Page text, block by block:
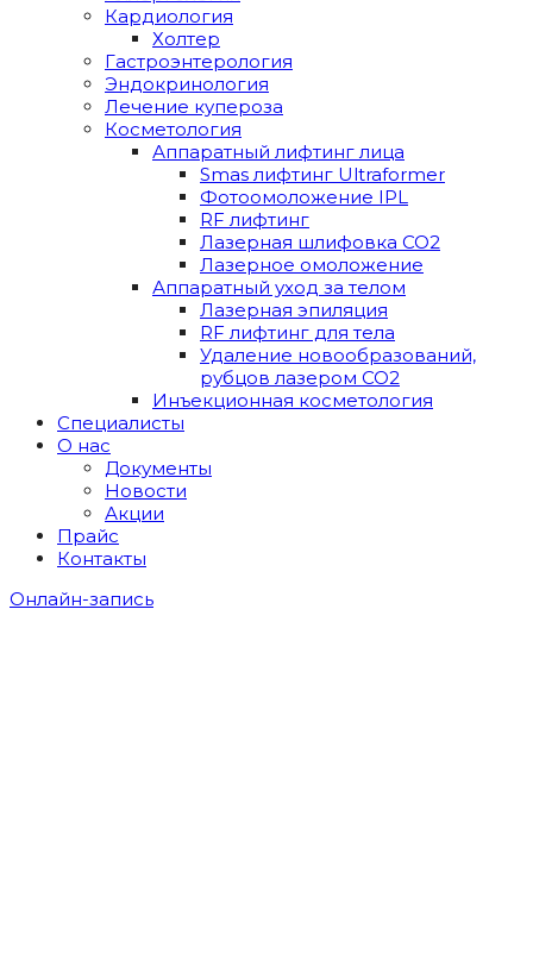
Кардиология
Холтер
Гастроэнтерология
Эндокринология
Лечение купероза
Косметология
Аппаратный лифтинг лица
Smas лифтинг Ultraformer
Фотоомоложение IPL
RF лифтинг
Лазерная шлифовка СО2
Лазерное омоложение
Аппаратный уход за телом
Лазерная эпиляция
RF лифтинг для тела
Удаление новообразований,
рубцов лазером СО2
Инъекционная косметология
Специалисты
О нас
Документы
Новости
Акции
Прайс
Контакты
Онлайн-запись